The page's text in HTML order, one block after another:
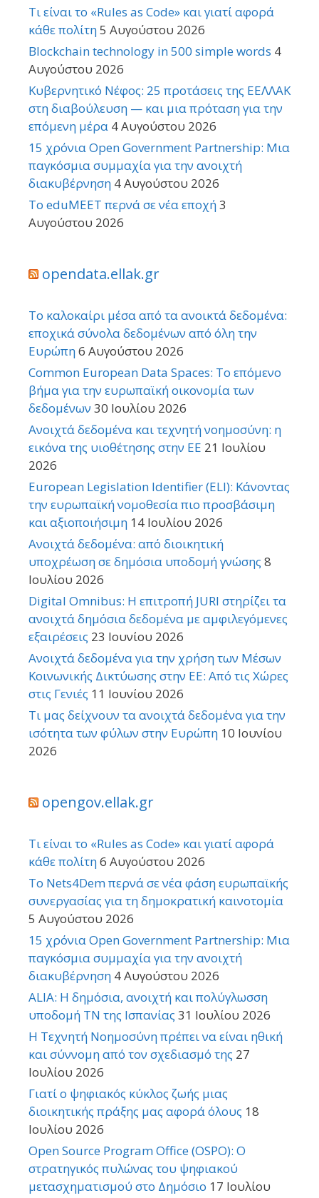
Τι είναι το «Rules as Code» και γιατί αφορά
κάθε πολίτη5 Αυγούστου 2026
Blockchain technology in 500 simple words 4
Αυγούστου 2026
Κυβερνητικό Νέφος: 25 προτάσεις της ΕΕΛΛΑΚ
στη διαβούλευση — και μια πρόταση για την
επόμενη μέρα 4 Αυγούστου 2026
15 χρόνια Open Government Partnership: Μια
παγκόσμια συμμαχία για την ανοιχτή
διακυβέρνηση 4 Αυγούστου 2026
Το eduMEET περνά σε νέα εποχή3
Αυγούστου 2026
opendata.ellak.gr
Το καλοκαίρι μέσα από τα ανοικτά δεδομένα:
εποχικά σύνολα δεδομένων από όλη την
Ευρώπη6 Αυγούστου 2026
Common European Data Spaces: Το επόμενο
βήμα για την ευρωπαϊκή οικονομία των
δεδομένων 30 Ιουλίου 2026
Ανοιχτά δεδομένα και τεχνητή νοημοσύνη: η
εικόνα της υιοθέτησης στην ΕΕ 21 Ιουλίου
2026
European Legislation Identifier (ELI): Κάνοντας
την ευρωπαϊκή νομοθεσία πιο προσβάσιμη
και αξιοποιήσιμη 14 Ιουλίου 2026
Ανοιχτά δεδομένα: από διοικητική
υποχρέωση σε δημόσια υποδομή γνώσης 8
Ιουλίου 2026
Digital Omnibus: Η επιτροπή JURI στηρίζει τα
ανοιχτά δημόσια δεδομένα με αμφιλεγόμενες
εξαιρέσεις 23 Ιουνίου 2026
Ανοιχτά δεδομένα για την χρήση των Μέσων
Κοινωνικής Δικτύωσης στην ΕΕ: Από τις Χώρες
στις Γενιές 11 Ιουνίου 2026
Τι μας δείχνουν τα ανοιχτά δεδομένα για την
ισότητα των φύλων στην Ευρώπη 10 Ιουνίου
2026
opengov.ellak.gr
Τι είναι το «Rules as Code» και γιατί αφορά
κάθε πολίτη6 Αυγούστου 2026
Το Nets4Dem περνά σε νέα φάση ευρωπαϊκής
συνεργασίας για τη δημοκρατική καινοτομία
5 Αυγούστου 2026
15 χρόνια Open Government Partnership: Μια
παγκόσμια συμμαχία για την ανοιχτή
διακυβέρνηση 4 Αυγούστου 2026
ALIA: Η δημόσια, ανοιχτή και πολύγλωσση
υποδομή ΤΝ της Ισπανίας 31 Ιουλίου 2026
Η Τεχνητή Νοημοσύνη πρέπει να είναι ηθική
και σύννομη από τον σχεδιασμό της 27
Ιουλίου 2026
Γιατί ο ψηφιακός κύκλος ζωής μιας
διοικητικής πράξης μας αφορά όλους 18
Ιουλίου 2026
Open Source Program Office (OSPO): Ο
στρατηγικός πυλώνας του ψηφιακού
μετασχηματισμού στο Δημόσιο 17 Ιουλίου